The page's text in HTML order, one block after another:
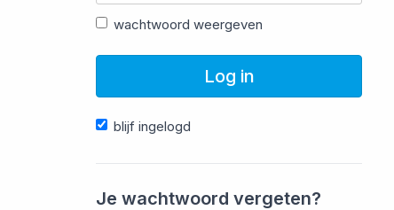
wachtwoord weergeven
Log in
blijf ingelogd
Je wachtwoord vergeten?